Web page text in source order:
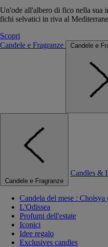
Un'ode all'albero di fico nella sua
fichi selvatici in riva al
Scopri
Candele e Fragranze
Candele e
Candele e Fragranze
Candles &
Candela del mese :
L'Odissea
Profumi dell'estate
Iconici
Idee regalo
Exclusives candles